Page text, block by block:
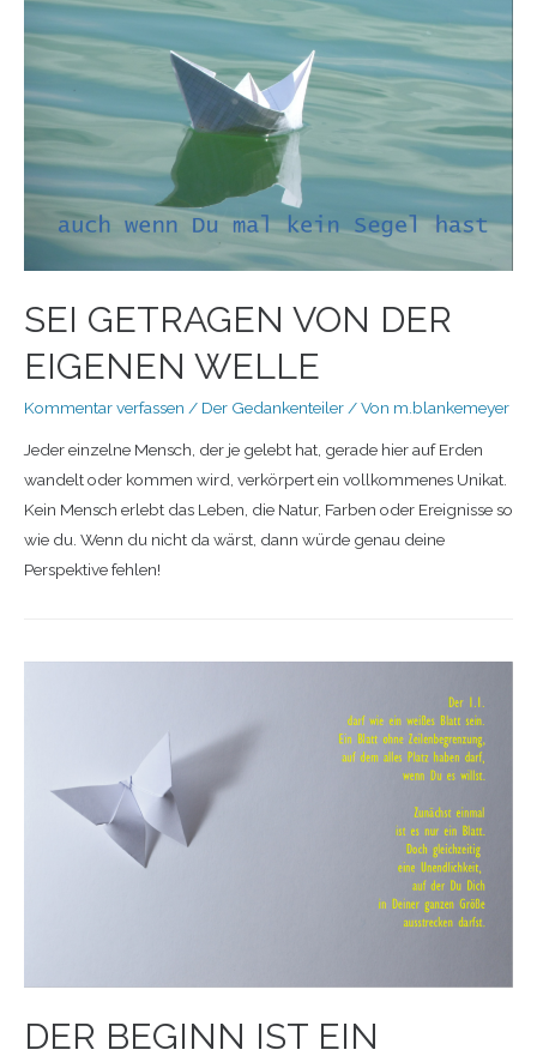
SEI GETRAGEN VON DER
EIGENEN WELLE
Kommentar verfassen / Der Gedankenteiler / Von m.blankemeyer
Jeder einzelne Mensch, der je gelebt hat, gerade hier auf Erden
wandelt oder kommen wird, verkörpert ein vollkommenes Unikat.
Kein Mensch erlebt das Leben, die Natur, Farben oder Ereignisse so
wie du. Wenn du nicht da wärst, dann würde genau deine
Perspektive fehlen!
DER BEGINN IST EIN